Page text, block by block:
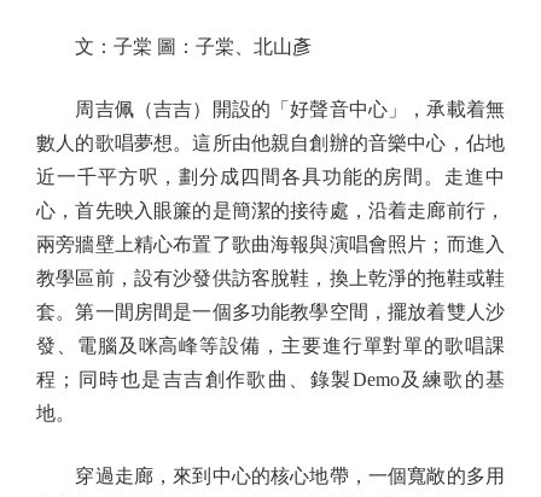
文：子棠 圖：子棠、北山彥
周吉佩（吉吉）開設的「好聲音中心」，承載着無
數人的歌唱夢想。這所由他親自創辦的音樂中心，佔地
近一千平方呎，劃分成四間各具功能的房間。走進中
心，首先映入眼簾的是簡潔的接待處，沿着走廊前行，
兩旁牆壁上精心布置了歌曲海報與演唱會照片；而進入
教學區前，設有沙發供訪客脫鞋，換上乾淨的拖鞋或鞋
套。第一間房間是一個多功能教學空間，擺放着雙人沙
發、電腦及咪高峰等設備，主要進行單對單的歌唱課
程；同時也是吉吉創作歌曲、錄製Demo及練歌的基
地。
穿過走廊，來到中心的核心地帶，一個寬敞的多用